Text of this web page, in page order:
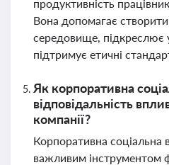
продуктивність
Вона допомагає
середовище, підкреслює
підтримує етичні
Як корпоративна
відповідальність
компанії?
Корпоративна соціальна
важливим інструментом